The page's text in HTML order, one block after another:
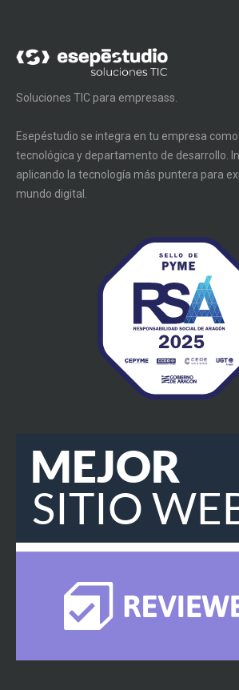
Soluciones TIC para empresass.
Esepéstudio se integra en tu empresa
tecnológica y departamento de desarrollo.
aplicando la tecnología más puntera para
mundo digital.